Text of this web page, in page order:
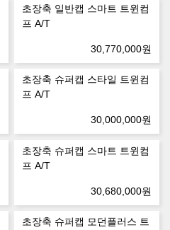
초장축 일반캡 스마트 트윈컴
프 A/T
30,770,000원
초장축 슈퍼캡 스타일 트윈컴
프 A/T
30,000,000원
초장축 슈퍼캡 스마트 트윈컴
프 A/T
30,680,000원
초장축 슈퍼캡 모던플러스 트